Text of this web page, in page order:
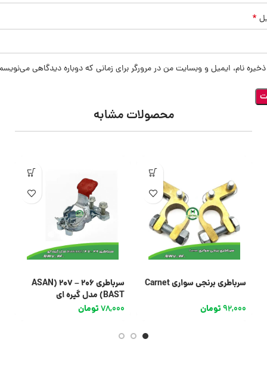
*
ذخیره نام، ایمیل و وبسایت من در مرورگر برای زمانی که دوباره دیدگاهی
محصولات مشابه
سرباطری برنجی سواری Carnet
92,000تومان
سرباطری 206 – 207 (ASAN
BAST) مدل گیره ای
78,000تومان